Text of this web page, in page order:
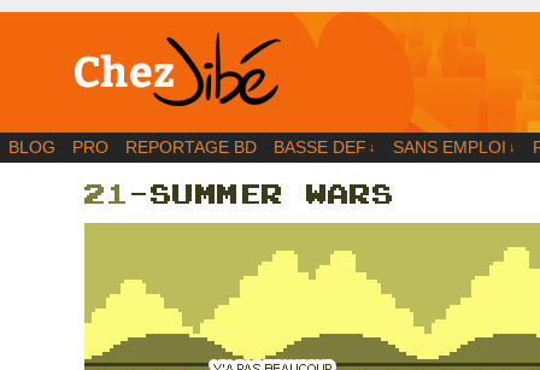
BD | Illustration | Blog
BLOG PRO REPORTAGE BD BASSE DEF ↓ SANS EMPLOI ↓